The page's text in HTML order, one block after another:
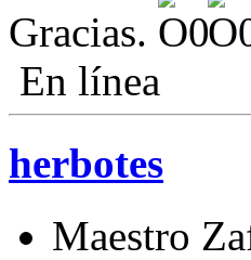
Gracias.
En línea
herbotes
Maestro